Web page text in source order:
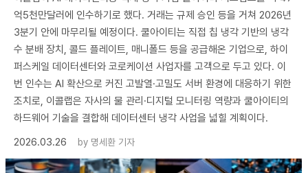
억5천만달러에 인수하기로 했다. 거래는 규제 승인 등을 거쳐 2026년
3분기 안에 마무리될 예정이다. 쿨아이티는 직접 칩 냉각 기반의 냉각
수 분배 장치, 콜드 플레이트, 매니폴드 등을 공급해온 기업으로, 하이
퍼스케일 데이터센터와 코로케이션 사업자를 고객으로 두고 있다. 이
번 인수는 AI 확산으로 커진 고발열·고밀도 서버 환경에 대응하기 위한
조치로, 이콜랩은 자사의 물 관리·디지털 모니터링 역량과 쿨아이티의
하드웨어 기술을 결합해 데이터센터 냉각 사업을 넓힐 계획이다.
2026.03.26
by 명세환 기자